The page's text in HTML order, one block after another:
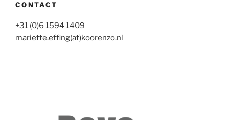
CONTACT
+31 (0)6 1594 1409
mariette.effing(at)koorenzo.nl